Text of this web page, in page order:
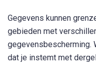
Gegevens kunnen
gebieden met
gegevensbescherming.
dat je instemt met